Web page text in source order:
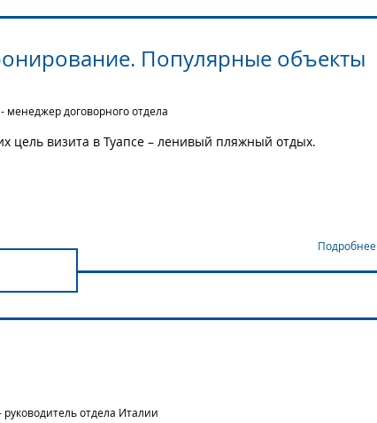
Популярные объекты
менеджер договорного отдела
цель визита в Туапсе – ленивый пляжный отдых.
Подробнее
руководитель отдела Италии